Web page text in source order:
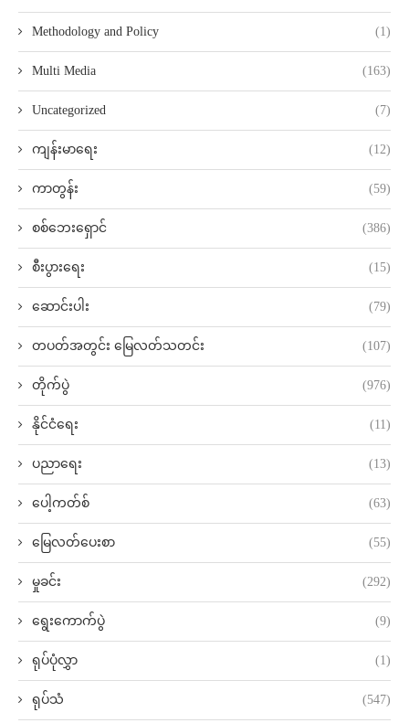
Methodology and Policy (1)
Multi Media (163)
Uncategorized (7)
ကျန်းမာရေး (12)
ကာတွန်း (59)
စစ်ဘေးရှောင် (386)
စီးပွားရေး (15)
ဆောင်းပါး (79)
တပတ်အတွင်း မြေလတ်သတင်း (107)
တိုက်ပွဲ (976)
နိုင်ငံရေး (11)
ပညာရေး (13)
ပေါ့ကတ်စ် (63)
မြေလတ်ပေးစာ (55)
မှုခင်း (292)
ရွေးကောက်ပွဲ (9)
ရုပ်ပုံလွှာ (1)
ရုပ်သံ (547)